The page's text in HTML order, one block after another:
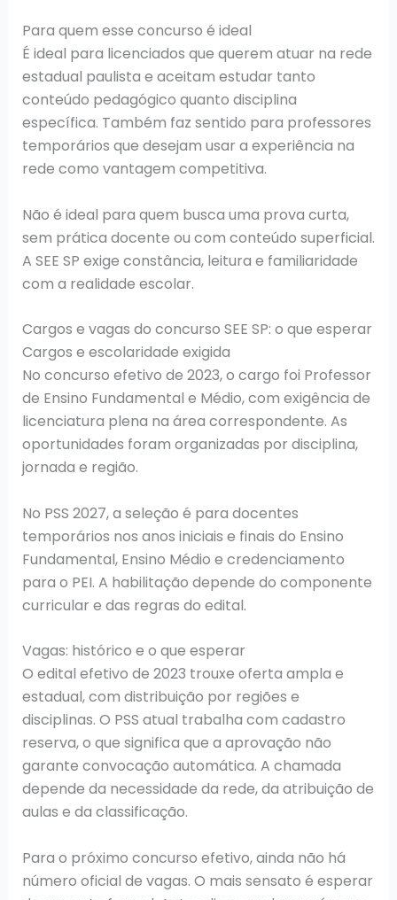
Para quem esse concurso é ideal
É ideal para licenciados que querem atuar na rede
estadual paulista e aceitam estudar tanto
conteúdo pedagógico quanto disciplina
específica. Também faz sentido para professores
temporários que desejam usar a experiência na
rede como vantagem competitiva.
Não é ideal para quem busca uma prova curta,
sem prática docente ou com conteúdo superficial.
A SEE SP exige constância, leitura e familiaridade
com a realidade escolar.
Cargos e vagas do concurso SEE SP: o que esperar
Cargos e escolaridade exigida
No concurso efetivo de 2023, o cargo foi Professor
de Ensino Fundamental e Médio, com exigência de
licenciatura plena na área correspondente. As
oportunidades foram organizadas por disciplina,
jornada e região.
No PSS 2027, a seleção é para docentes
temporários nos anos iniciais e finais do Ensino
Fundamental, Ensino Médio e credenciamento
para o PEI. A habilitação depende do componente
curricular e das regras do edital.
Vagas: histórico e o que esperar
O edital efetivo de 2023 trouxe oferta ampla e
estadual, com distribuição por regiões e
disciplinas. O PSS atual trabalha com cadastro
reserva, o que significa que a aprovação não
garante convocação automática. A chamada
depende da necessidade da rede, da atribuição de
aulas e da classificação.
Para o próximo concurso efetivo, ainda não há
número oficial de vagas. O mais sensato é esperar